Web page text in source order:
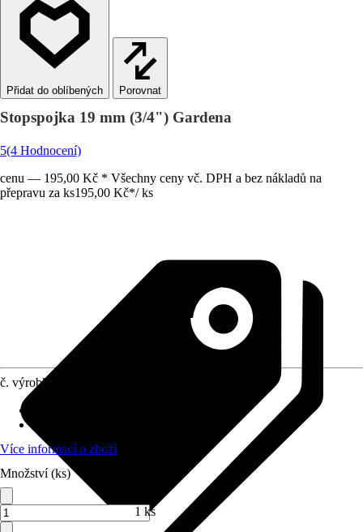
Porovnat
Stopspojka 19 mm (3/4") Gardena
5(4 Hodnocení)
cenu — 195,00 Kč * Všechny ceny vč. DPH a bez nákladů na
přepravu za ks195,00 Kč*/ ks
č. výrobku
Více informací o zboží
Množství (ks)
1 ks